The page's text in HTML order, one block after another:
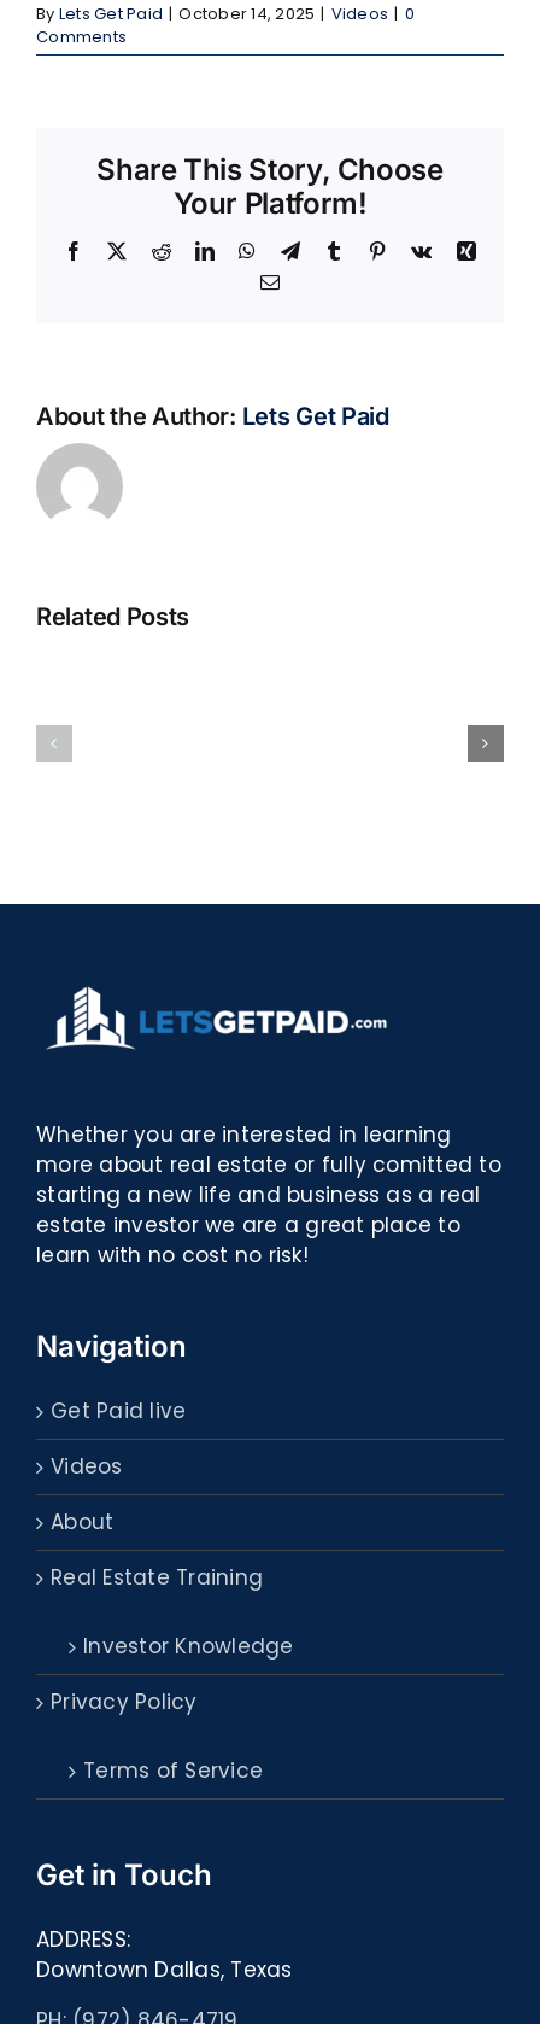
By Lets Get Paid | October 14, 2025 | Videos | 0
Comments
Share This Story, Choose
Your Platform!
Facebook RedditLinkedInWhatsApp
TelegramTumblr Pinterest
Vk
Xing
Email
About the Author: Lets Get Paid
Related Posts
Whether you are interested in learning
more about real estate or fully comitted to
starting a new life and business as a real
estate investor we are a great place to
learn with no cost no risk!
Navigation
Get Paid live
Videos
About
Real Estate Training
Investor Knowledge
Privacy Policy
Terms of Service
Get in Touch
ADDRESS:
Downtown Dallas, Texas